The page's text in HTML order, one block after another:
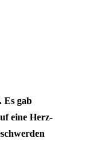
Es gab
eine Herz-